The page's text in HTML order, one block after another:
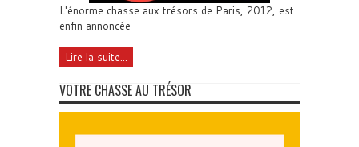
L'énorme chasse aux trésors de Paris, 2012, est
enfin annoncée
Lire la suite...
VOTRE CHASSE AU TRÉSOR